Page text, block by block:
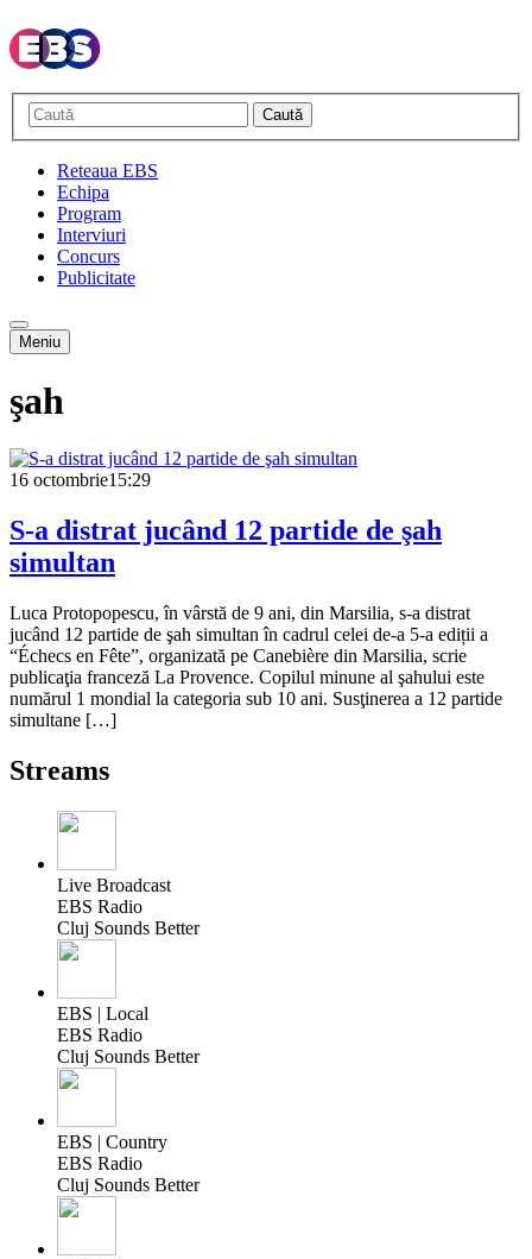
Caută
Reteaua EBS
Echipa
Program
Interviuri
Concurs
Publicitate
Meniu
şah
16 octombrie15:29
S-a distrat jucând 12 partide de şah
simultan
Luca Protopopescu, în vârstă de 9 ani, din Marsilia, s-a distrat
jucând 12 partide de şah simultan în cadrul celei de-a 5-a ediții a
“Échecs en Fête”, organizată pe Canebière din Marsilia, scrie
publicaţia franceză La Provence. Copilul minune al şahului este
numărul 1 mondial la categoria sub 10 ani. Susţinerea a 12 partide
simultane […]
Streams
Live Broadcast
EBS Radio
Cluj Sounds Better
EBS | Local
EBS Radio
Cluj Sounds Better
EBS | Country
EBS Radio
Cluj Sounds Better